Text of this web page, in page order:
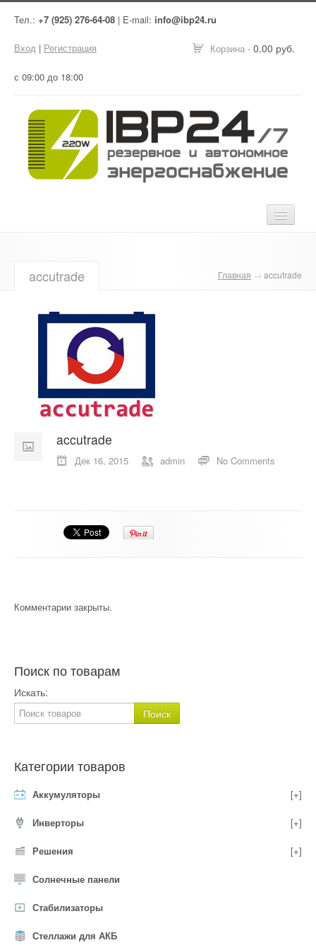
Тел.: +7 (925) 276-64-08 | E-mail: info@ibp24.ru
Корзина - 0.00 руб.
Вход | Регистрация
с 09:00 до 18:00
Оборудование
Услуги
О компании
Контакты
accutrade Главная → accutrade
accutrade
Дек 16, 2015 admin No Comments
Комментарии закрыты.
Поиск по товарам
Искать:
Категории товаров
Аккумуляторы [+]
Инверторы [+]
Решения [+]
Солнечные панели
Стабилизаторы
Стеллажи для АКБ